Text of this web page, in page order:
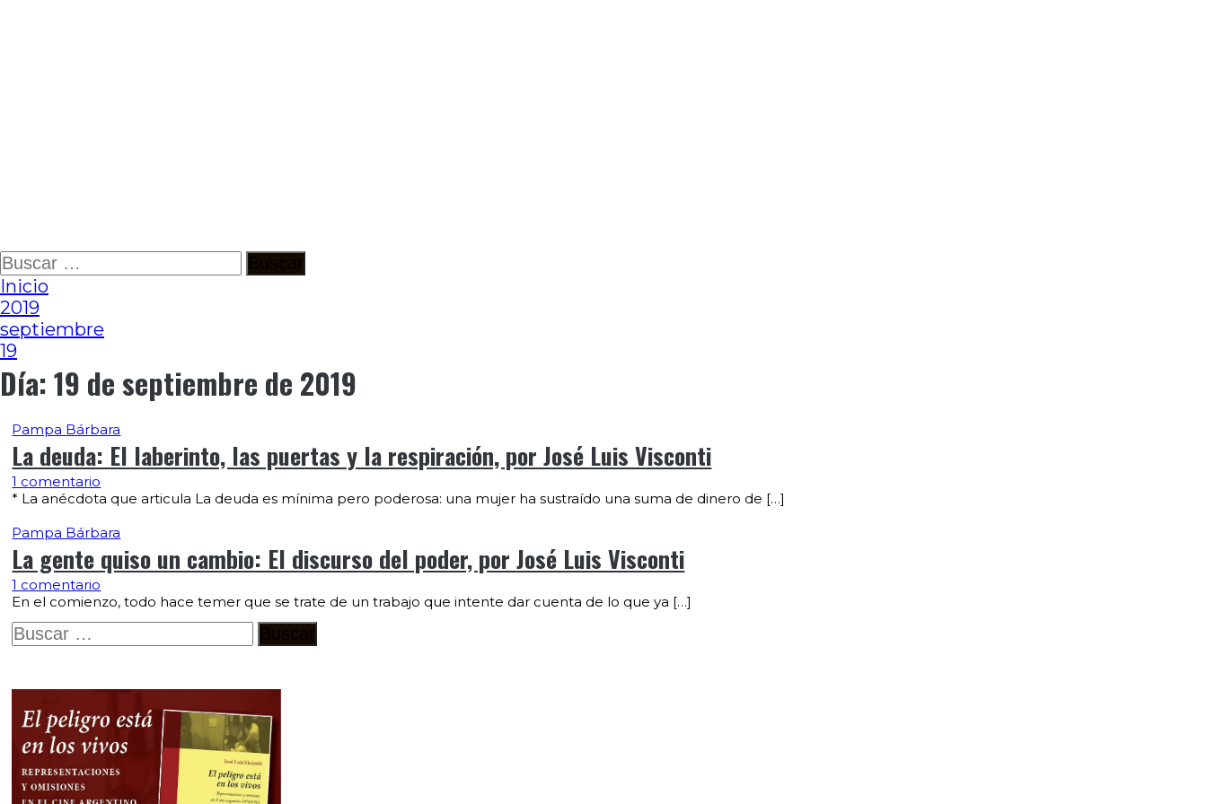
Ir
al
contenido
Buscar:
Inicio
2019
septiembre
19
Día:19 de septiembre de 2019
Pampa Bárbara
La deuda: El laberinto, las puertas y la respiración, por José Luis Visconti
1 comentario
* La anécdota que articula La deuda es mínima pero poderosa: una mujer ha sustraído una suma de dinero de […]
Pampa Bárbara
La gente quiso un cambio: El discurso del poder, por José Luis Visconti
1 comentario
En el comienzo, todo hace temer que se trate de un trabajo que intente dar cuenta de lo que ya […]
Buscar: